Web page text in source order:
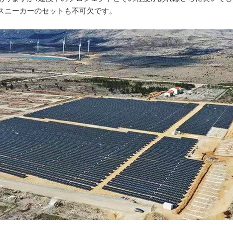
ーカーのセットも不可欠です。